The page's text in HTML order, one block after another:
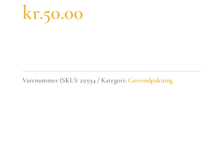
kr.50.00
Varenummer (SKU): 29594 Kategori: Gaveindpakning